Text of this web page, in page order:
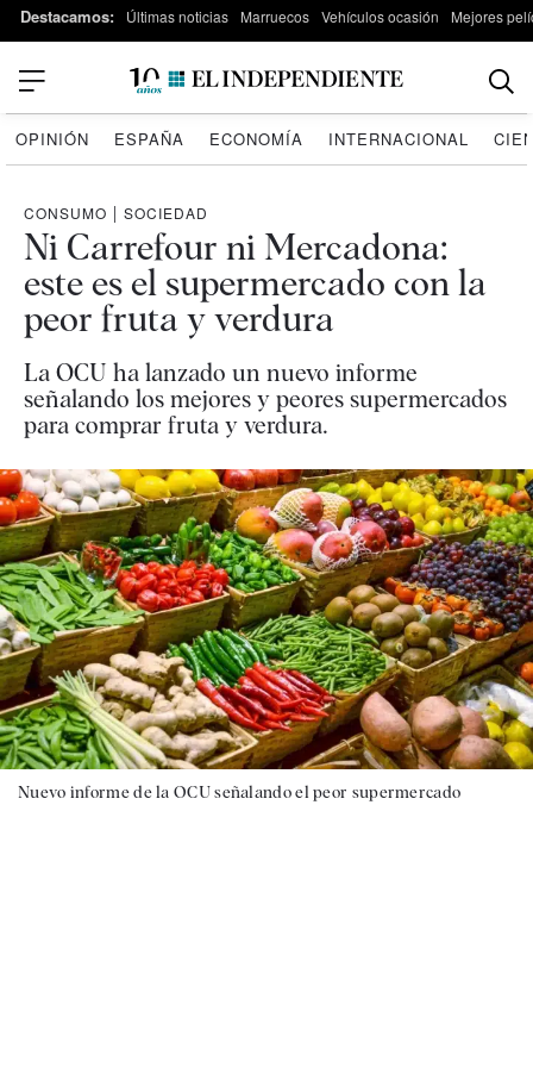
Destacamos: Últimas noticias Marruecos Vehículos ocasión Mejores
OPINIÓN ESPAÑA ECONOMÍA INTERNACIONAL
CONSUMO | SOCIEDAD
Ni Carrefour ni Mercadona:
este es el supermercado con la
peor fruta y verdura
La OCU ha lanzado un nuevo informe
señalando los mejores y peores supermercados
para comprar fruta y verdura.
Nuevo informe de la OCU señalando el peor supermercado